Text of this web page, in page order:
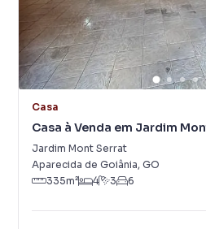
Casa
Casa à Venda em Jardim
Jardim Mont Serrat
Aparecida de Goiânia, GO
335m² 4 3 6